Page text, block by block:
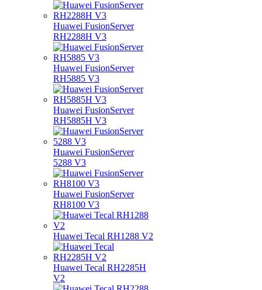
Huawei FusionServer
RH2288H V3
Huawei FusionServer
RH5885 V3
Huawei FusionServer
RH5885H V3
Huawei FusionServer
5288 V3
Huawei FusionServer
RH8100 V3
Huawei Tecal RH1288 V2
Huawei Tecal RH2285H
V2